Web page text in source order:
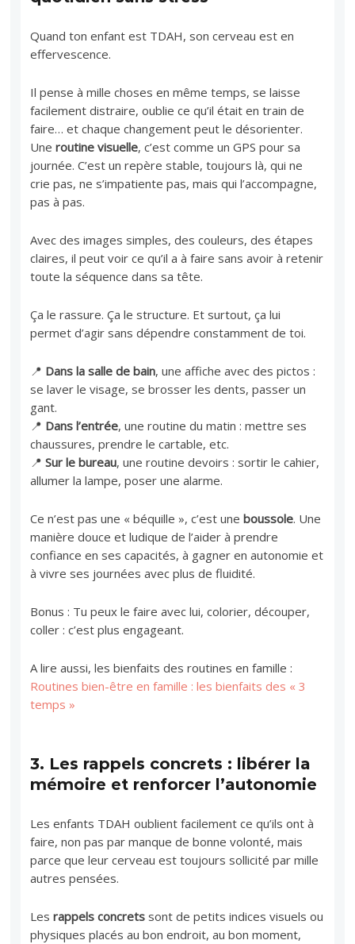
Quand ton enfant est TDAH, son cerveau est en
effervescence.
Il pense à mille choses en même temps, se laisse
facilement distraire, oublie ce qu’il était en train de
faire… et chaque changement peut le désorienter.
Uneroutine visuelle, c’est comme un GPS pour sa
journée. C’est un repère stable, toujours là, qui ne
crie pas, ne s’impatiente pas, mais qui l’accompagne,
pas à pas.
Avec des images simples, des couleurs, des étapes
claires, il peut voir ce qu’il a à faire sans avoir à retenir
toute la séquence dans sa tête.
Ça le rassure. Ça le structure. Et surtout, ça lui
permet d’agir sans dépendre constamment de toi.
📍 Dans la salle de bain, une affiche avec des pictos :
se laver le visage, se brosser les dents, passer un
gant.
📍 Dans l’entrée, une routine du matin : mettre ses
chaussures, prendre le cartable, etc.
📍Sur le bureau, une routine devoirs : sortir le cahier,
allumer la lampe, poser une alarme.
Ce n’est pas une « béquille », c’est uneboussole. Une
manière douce et ludique de l’aider à prendre
confiance en ses capacités, à gagner en autonomie et
à vivre ses journées avec plus de fluidité.
Bonus : Tu peux le faire avec lui, colorier, découper,
coller : c’est plus engageant.
A lire aussi, les bienfaits des routines en famille :
Routines bien-être en famille : les bienfaits des « 3
temps »
3. Les rappels concrets : libérer la
mémoire et renforcer l’autonomie
Les enfants TDAH oublient facilement ce qu’ils ont à
faire, non pas par manque de bonne volonté, mais
parce que leur cerveau est toujours sollicité par mille
autres pensées.
Lesrappels concrets sont de petits indices visuels ou
physiques placés au bon endroit, au bon moment,